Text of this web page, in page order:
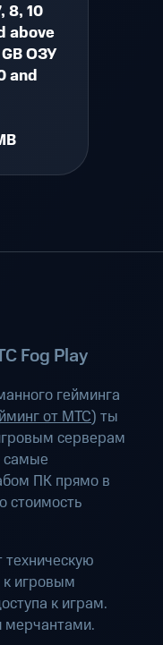
8, 10
above
ОЗУ
and
Fog Play
гейминга
от МТС) ты
серверам
самые
ПК прямо в
стоимость
игровым
к играм.
мерчантами.